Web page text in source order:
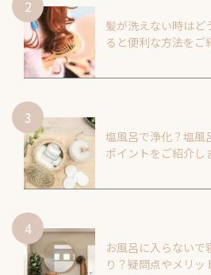
髪が洗えない時はど
ると便利な方法をご
塩風呂で浄化？塩風
ポイントをご紹介し
お風呂に入らないで
り？疑問点やメリッ